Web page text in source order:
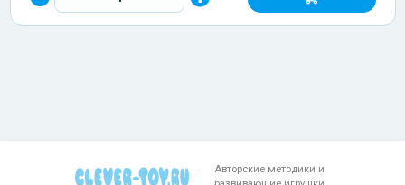
Авторские методики и